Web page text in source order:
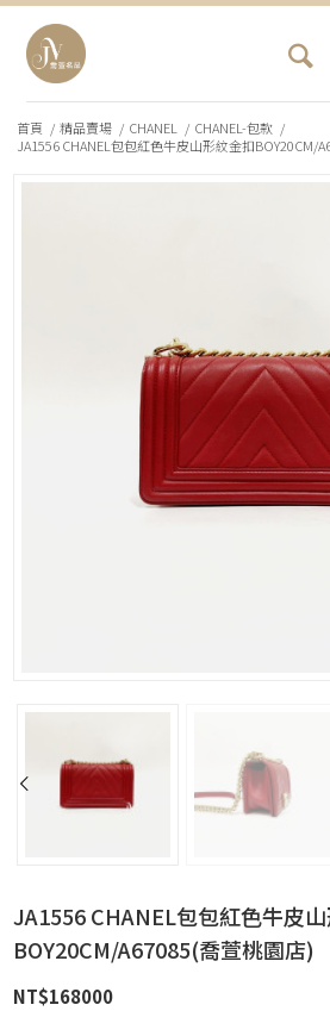
首頁 / 精品賣場 / CHANEL / CHANEL-包款 /
JA1556 CHANEL包包紅色牛皮山形紋金扣BOY20CM/
JA1556 CHANEL包包紅色牛皮
BOY20CM/A67085(喬萱桃園店)
NT$168000